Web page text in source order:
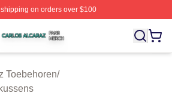
on orders over $100
⚡️ Officially Licensed Carlos
Toebehoren/